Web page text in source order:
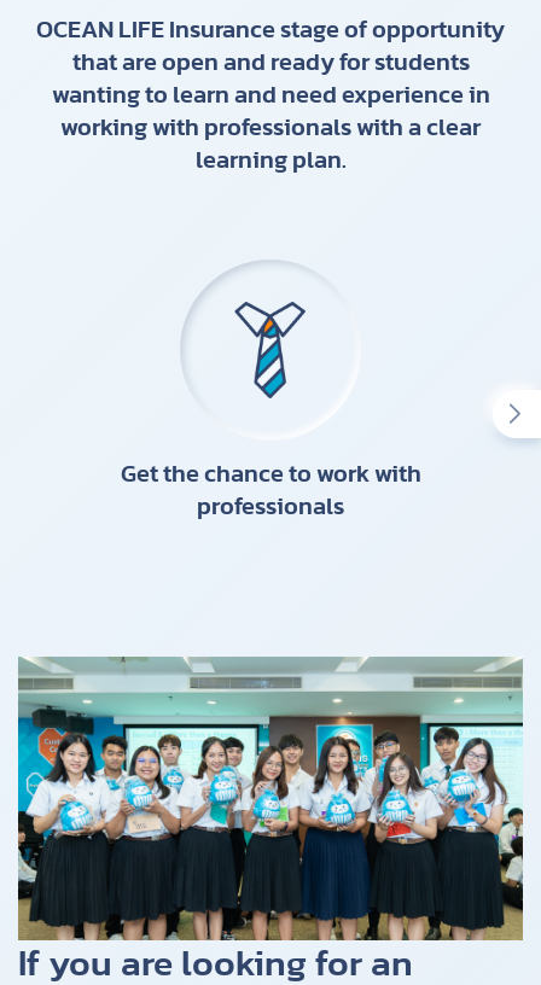
OCEAN LIFE Insurance stage of opportunity
that are open and ready for students
wanting to learn and need experience in
working with professionals with a clear
learning plan.
Get the chance to work with
professionals
If you are looking for an